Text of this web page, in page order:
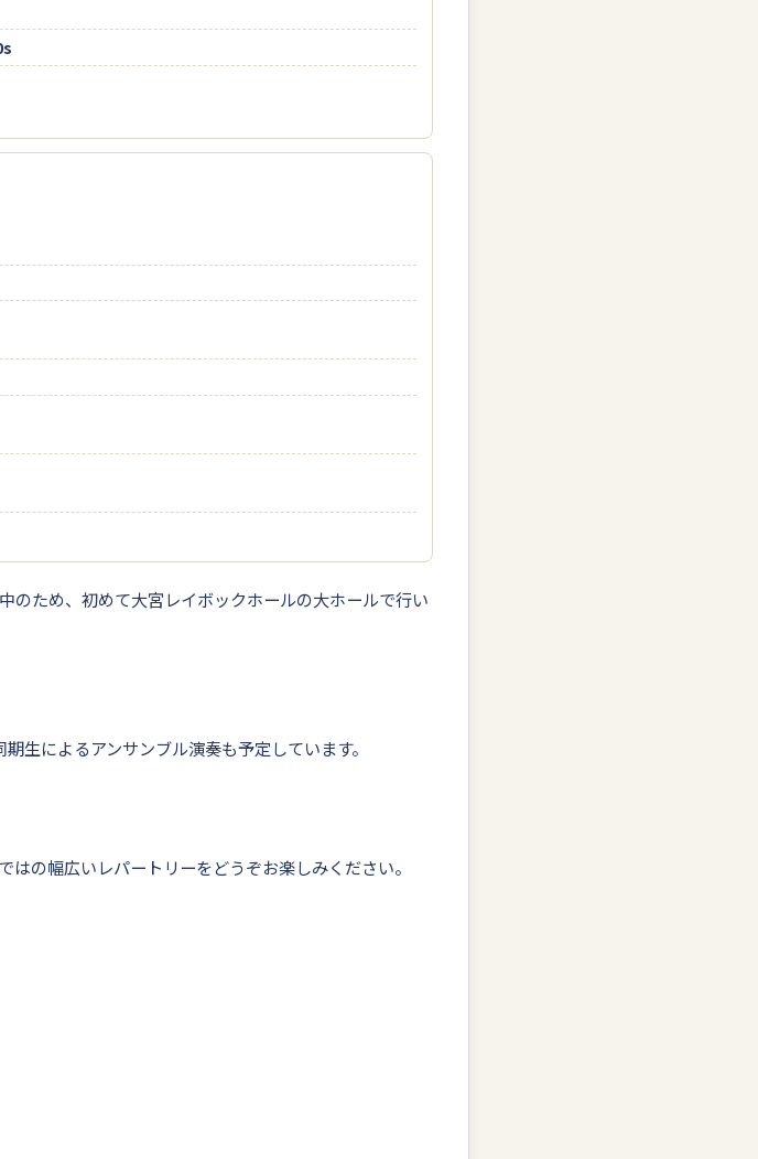
のため、初めて大宮レイボックホールの大ホールで行い
生によるアンサンブル演奏も予定しています。
の幅広いレパートリーをどうぞお楽しみください。